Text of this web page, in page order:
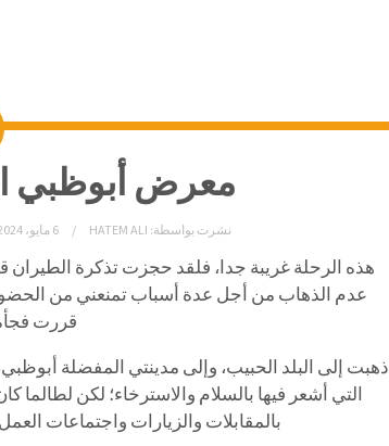
معرض أبوظبي
نشرت بواسطة: HATEM ALI 6 مايو، 2024
هذه الرحلة غريبة جدا، فلقد حجزت تذكرة
عدم الذهاب من أجل عدة أسباب تمنعني من
قررت
ذهبت إلى البلد الحبيب، وإلى مدينتي المفضلة
التي أشعر فيها بالسلام والاسترخاء؛ لكن
بالمقابلات والزيارات واجتماعات